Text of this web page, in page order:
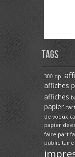
Tags
300 dpi
affiches
affiches
papier
de voeux
papier
faire part
publicitaire